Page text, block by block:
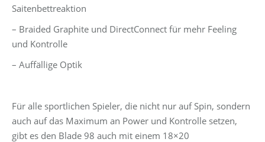
Saitenbettreaktion
– Braided Graphite und DirectConnect für mehr Feeling
und Kontrolle
– Auffällige Optik
Für alle sportlichen Spieler, die nicht nur auf Spin, sondern
auch auf das Maximum an Power und Kontrolle setzen,
gibt es den Blade 98 auch mit einem 18×20